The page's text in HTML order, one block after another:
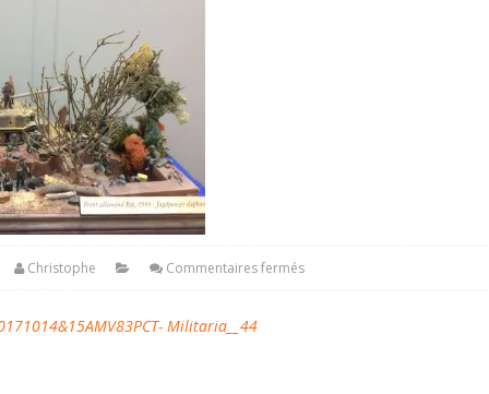
Christophe Commentaires fermés
Militaria__44